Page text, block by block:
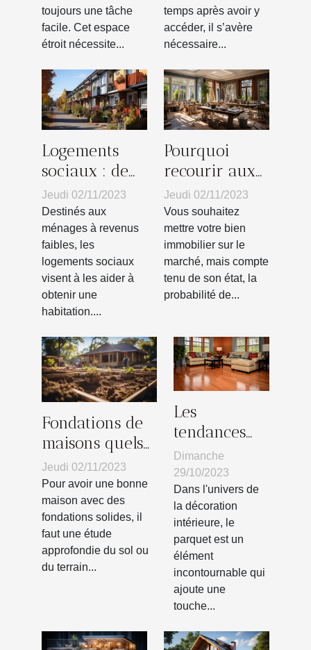
toujours une tâche
facile. Cet espace
étroit nécessite...
temps après avoir y
accéder, il s’avère
nécessaire...
Logements
sociaux : de
quoi s’agit-il
vraiment ?
Jeudi 02/11/2023
Destinés aux
ménages à revenus
faibles, les
logements sociaux
visent à les aider à
obtenir une
habitation....
Pourquoi
recourir aux
services d’un
professionnel
pour la
rénovation de
sa maison ?
Jeudi 02/11/2023
Vous souhaitez
mettre votre bien
immobilier sur le
marché, mais compte
tenu de son état, la
probabilité de...
Fondations de
maisons quels
sont les
matériaux
indispensables ?
Jeudi 02/11/2023
Pour avoir une bonne
maison avec des
fondations solides, il
faut une étude
approfondie du sol ou
du terrain...
Les
tendances
actuelles
dans la
conception
de parquets
pour la
maison
Dimanche
29/10/2023
Dans l'univers de
la décoration
intérieure, le
parquet est un
élément
incontournable qui
ajoute une
touche...